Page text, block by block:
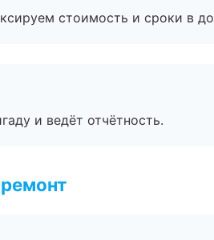
стоимость и сроки в
и ведёт отчётность.